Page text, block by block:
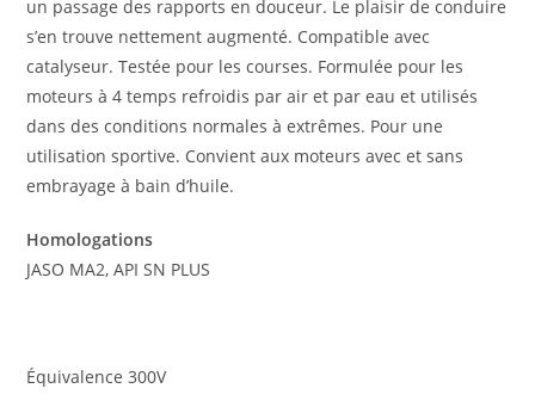
un passage des rapports en douceur. Le plaisir de conduire
s’en trouve nettement augmenté. Compatible avec
catalyseur. Testée pour les courses. Formulée pour les
moteurs à 4 temps refroidis par air et par eau et utilisés
dans des conditions normales à extrêmes. Pour une
utilisation sportive. Convient aux moteurs avec et sans
embrayage à bain d’huile.
Homologations
JASO MA2, API SN PLUS
Équivalence 300V